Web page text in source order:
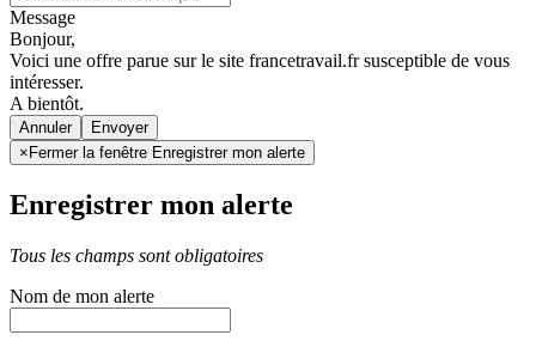
Message
Bonjour,
Voici une offre parue sur le site francetravail.fr susceptible de vous
intéresser.
A bientôt.
Annuler
× Fermer la fenêtre Enregistrer mon alerte
Enregistrer mon alerte
Tous les champs sont obligatoires
Nom de mon alerte